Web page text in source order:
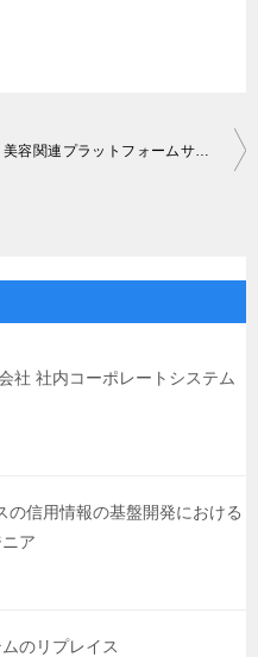
美容関連プラットフォームサービスにおけるLaravelエンジニア募集SE
社 社内コーポレートシステム
の信用情報の基盤開発における
ア
のリプレイス